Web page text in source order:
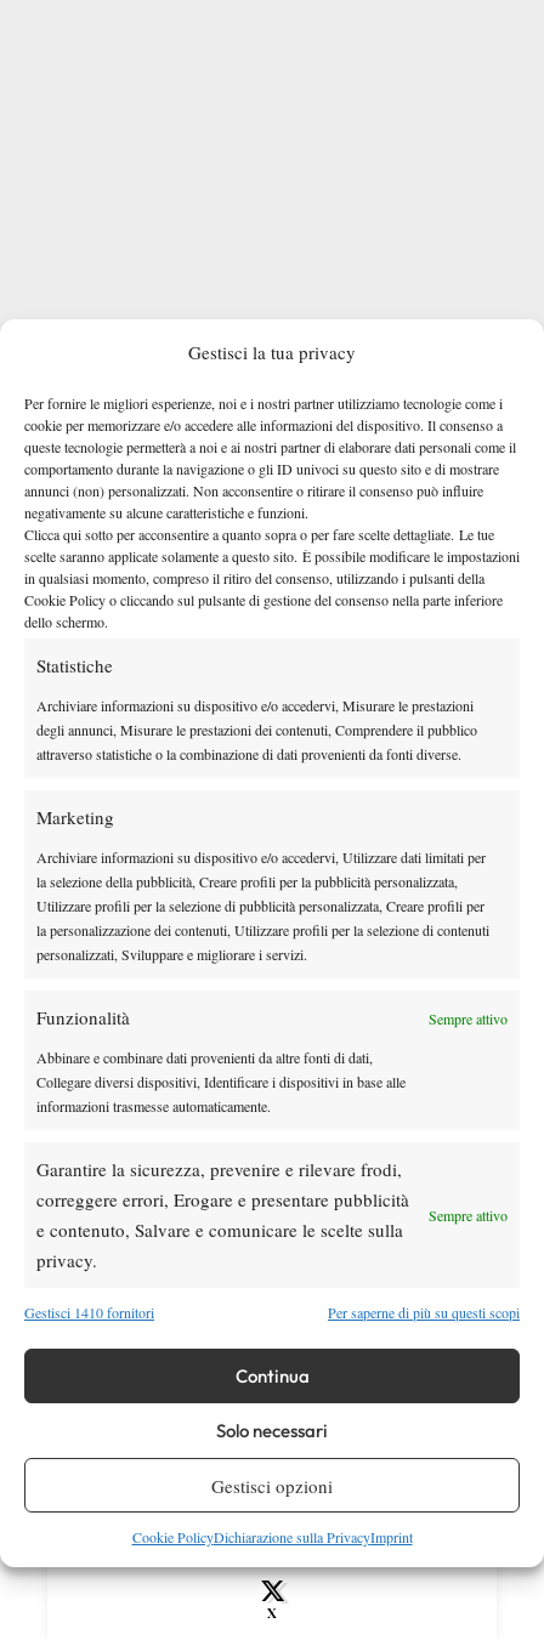
Gestisci la tua privacy
Per fornire le migliori esperienze, noi e i nostri partner utilizziamo tecnologie come i
cookie per memorizzare e/o accedere alle informazioni del dispositivo. Il consenso a
queste tecnologie permetterà a noi e ai nostri partner di elaborare dati personali come il
comportamento durante la navigazione o gli ID univoci su questo sito e di mostrare
annunci (non) personalizzati. Non acconsentire o ritirare il consenso può influire
negativamente su alcune caratteristiche e funzioni.
Clicca qui sotto per acconsentire a quanto sopra o per fare scelte dettagliate. Le tue
scelte saranno applicate solamente a questo sito. È possibile modificare le impostazioni
in qualsiasi momento, compreso il ritiro del consenso, utilizzando i pulsanti della
Cookie Policy o cliccando sul pulsante di gestione del consenso nella parte inferiore
dello schermo.
Statistiche
Archiviare informazioni su dispositivo e/o accedervi, Misurare le prestazioni
degli annunci, Misurare le prestazioni dei contenuti, Comprendere il pubblico
attraverso statistiche o la combinazione di dati provenienti da fonti diverse.
Marketing
Archiviare informazioni su dispositivo e/o accedervi, Utilizzare dati limitati per
la selezione della pubblicità, Creare profili per la pubblicità personalizzata,
Utilizzare profili per la selezione di pubblicità personalizzata, Creare profili per
la personalizzazione dei contenuti, Utilizzare profili per la selezione di contenuti
personalizzati, Sviluppare e migliorare i servizi.
Funzionalità Sempre attivo
Abbinare e combinare dati provenienti da altre fonti di dati,
Collegare diversi dispositivi, Identificare i dispositivi in base alle
informazioni trasmesse automaticamente.
Garantire la sicurezza, prevenire e rilevare frodi,
correggere errori, Erogare e presentare pubblicità
e contenuto, Salvare e comunicare le scelte sulla
privacy.
Sempre attivo
Gestisci 1410 fornitori Per saperne di più su questi scopi
Continua
Solo necessari
Gestisci opzioni
Cookie PolicyDichiarazione sulla PrivacyImprint
TAGGED:Ardea Floriano Salvoni Garde Village
Regina Kulikova
Nessun commento
DI TENDENZA
Atp News
Effetto Montreal: forfait e sorprese
Dalle porte dell’eliminazione alla gloria:
Norrie scrive la sua favola a Montreal,
News Wta
Paolini salta il WTA 1000 di Cincinnati, non
difenderà la finale del 2025
Masters 1000 Montreal 2026: programma,
orario e ordine di gioco venerdì 7 agosto.
Arnaldi apre sul Centrale
SOCIAL
Facebook
X